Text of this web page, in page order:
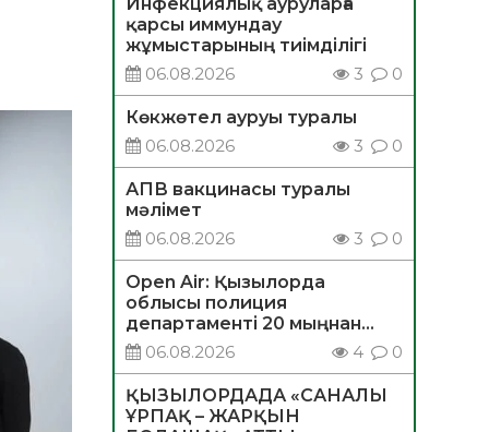
Инфекциялық ауруларға
қарсы иммундау
жұмыстарының тиімділігі
06.08.2026
3 0
Көкжөтел ауруы туралы
06.08.2026
3 0
АПВ вакцинасы туралы
мәлімет
06.08.2026
3 0
Open Air: Қызылорда
облысы полиция
департаменті 20 мыңнан
астам көрерменнің
қауіпсіздігін қамтамасыз етті
06.08.2026 4 0
ҚЫЗЫЛОРДАДА «САНАЛЫ
ҰРПАҚ – ЖАРҚЫН